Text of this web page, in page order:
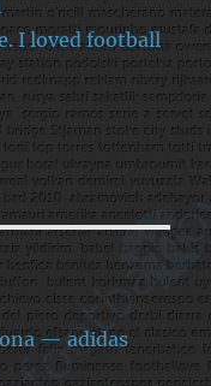
I loved football
— adidas